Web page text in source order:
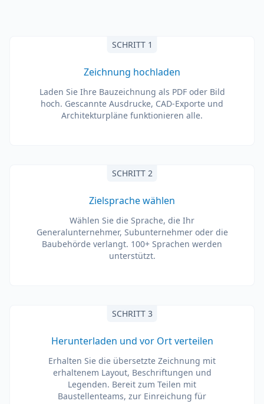
SCHRITT 1
Zeichnung hochladen
Laden Sie Ihre Bauzeichnung als PDF oder Bild
hoch. Gescannte Ausdrucke, CAD-Exporte und
Architekturpläne funktionieren alle.
SCHRITT 2
Zielsprache wählen
Wählen Sie die Sprache, die Ihr
Generalunternehmer, Subunternehmer oder die
Baubehörde verlangt. 100+ Sprachen werden
unterstützt.
SCHRITT 3
Herunterladen und vor Ort verteilen
Erhalten Sie die übersetzte Zeichnung mit
erhaltenem Layout, Beschriftungen und
Legenden. Bereit zum Teilen mit
Baustellenteams, zur Einreichung für